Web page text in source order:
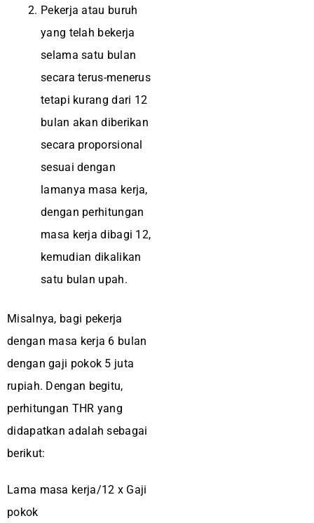
Pekerja atau buruh
yang telah bekerja
selama satu bulan
secara terus-menerus
tetapi kurang dari 12
bulan akan diberikan
secara proporsional
sesuai dengan
lamanya masa kerja,
dengan perhitungan
masa kerja dibagi 12,
kemudian dikalikan
satu bulan upah.
Misalnya, bagi pekerja
dengan masa kerja 6 bulan
dengan gaji pokok 5 juta
rupiah. Dengan begitu,
perhitungan THR yang
didapatkan adalah sebagai
berikut:
Lama masa kerja/12 x Gaji
pokok